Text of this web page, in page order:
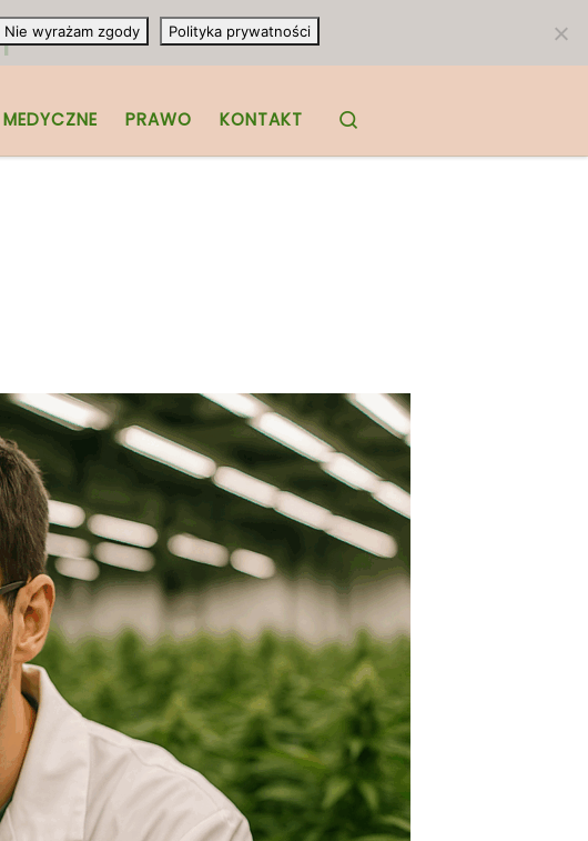
MEDYCZNE PRAWO KONTAKT
Nie wyrażam zgody Polityka prywatności